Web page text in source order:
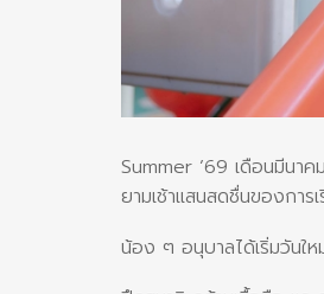
Summer ’69 เดือนมีนา
ยามเช้าแสนสดชื่นของการ
น้อง ๆ อนุบาลได้เริ่มวันให